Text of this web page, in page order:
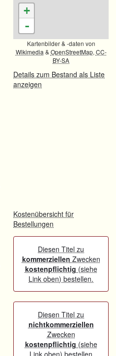
+
-
Kartenbilder & -daten von
Wikimedia & OpenStreetMap, CC-
BY-SA
Details zum Bestand als Liste
anzeigen
Kostenübersicht für
Bestellungen
Diesen Titel zu
kommerziellen Zwecken
kostenpflichtig (siehe
Link oben) bestellen.
Diesen Titel zu
nichtkommerziellen
Zwecken
kostenpflichtig (siehe
Link oben) bestellen